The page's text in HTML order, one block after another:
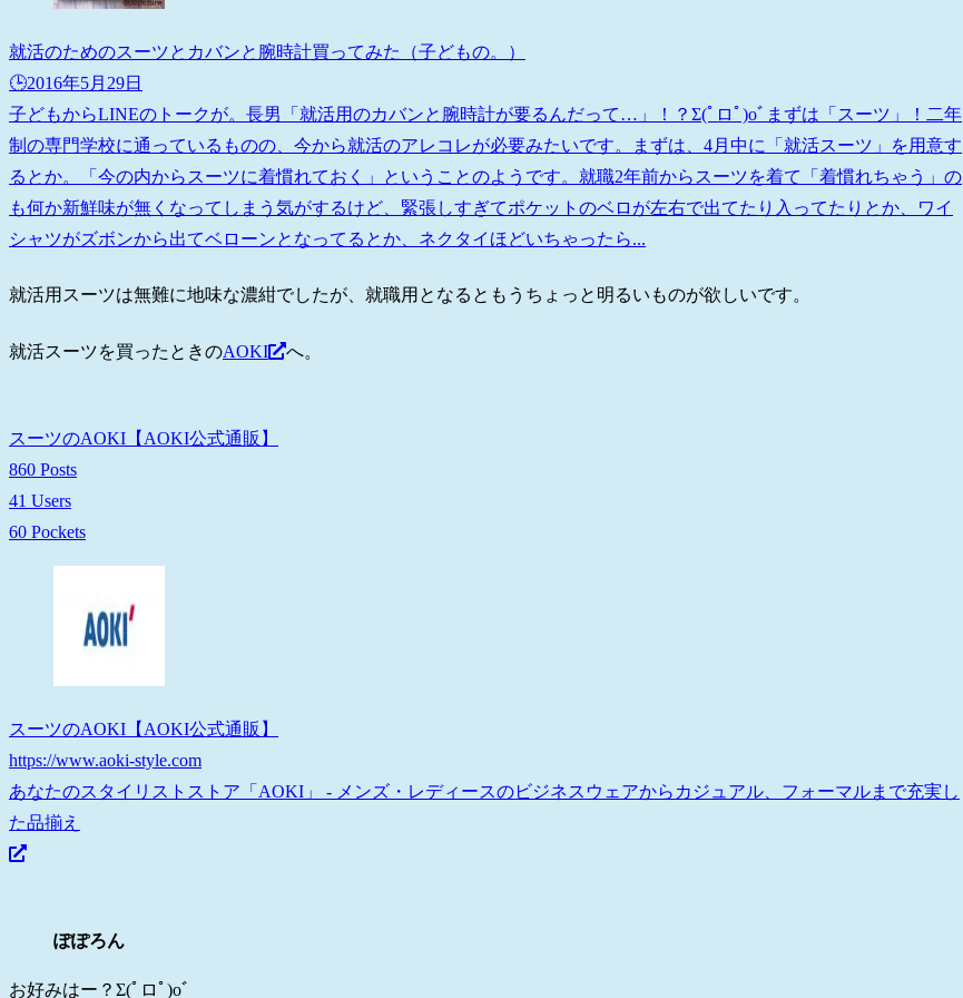
就活のためのスーツとカバンと腕時計買ってみた（子どもの。）
🕒️2016年5月29日
子どもからLINEのトークが。長男「就活用のカバンと腕時計が要るんだって…」！？Σ(ﾟロﾟ)oﾞまずは「スーツ」！二年
制の専門学校に通っているものの、今から就活のアレコレが必要みたいです。まずは、4月中に「就活スーツ」を用意す
るとか。「今の内からスーツに着慣れておく」ということのようです。就職2年前からスーツを着て「着慣れちゃう」の
も何か新鮮味が無くなってしまう気がするけど、緊張しすぎてポケットのベロが左右で出てたり入ってたりとか、ワイ
シャツがズボンから出てベローンとなってるとか、ネクタイほどいちゃったら...
就活用スーツは無難に地味な濃紺でしたが、就職用となるともうちょっと明るいものが欲しいです。
就活スーツを買ったときのAOKI へ。
スーツのAOKI【AOKI公式通販】
860 Posts
41 Users
60 Pockets
スーツのAOKI【AOKI公式通販】
https://www.aoki-style.com
あなたのスタイリストストア「AOKI」 - メンズ・レディースのビジネスウェアからカジュアル、フォーマルまで充実し
た品揃え
ぽぽろん
お好みはー？Σ(ﾟロﾟ)oﾞ